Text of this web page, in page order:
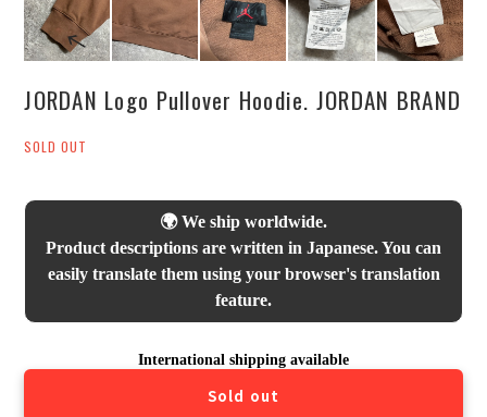
JORDAN Logo Pullover Hoodie. JORDAN BRAND
SOLD OUT
🌍 We ship worldwide.
Product descriptions are written in Japanese. You can
easily translate them using your browser's translation
feature.
International shipping available
Sold out